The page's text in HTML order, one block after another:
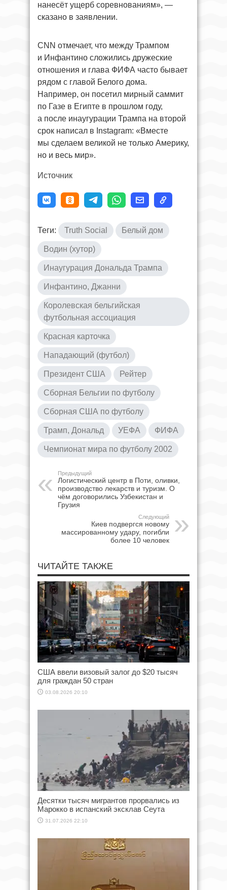
нанесёт ущерб соревнованиям», —
сказано в заявлении.
CNN отмечает, что между Трампом
и Инфантино сложились дружеские
отношения и глава ФИФА часто бывает
рядом с главой Белого дома.
Например, он посетил мирный саммит
по Газе в Египте в прошлом году,
а после инаугурации Трампа на второй
срок написал в Instagram: «Вместе
мы сделаем великой не только Америку,
но и весь мир».
Источник
Теги: Truth Social Белый дом
Водин (хутор)
Инаугурация Дональда Трампа
Инфантино, Джанни
Королевская бельгийская
футбольная ассоциация
Красная карточка
Нападающий (футбол)
Президент США Рейтер
Сборная Бельгии по футболу
Сборная США по футболу
Трамп, Дональд УЕФА ФИФА
Чемпионат мира по футболу 2002
Предыдущий
Логистический центр в Поти, оливки,
производство лекарств и туризм. О
чём договорились Узбекистан и
Грузия
Следующий
Киев подвергся новому
массированному удару, погибли
более 10 человек
ЧИТАЙТЕ ТАКЖЕ
США ввели визовый залог до $20 тысяч
для граждан 50 стран
03.08.2026 20:10
Десятки тысяч мигрантов прорвались из
Марокко в испанский эксклав Сеута
31.07.2026 22:10